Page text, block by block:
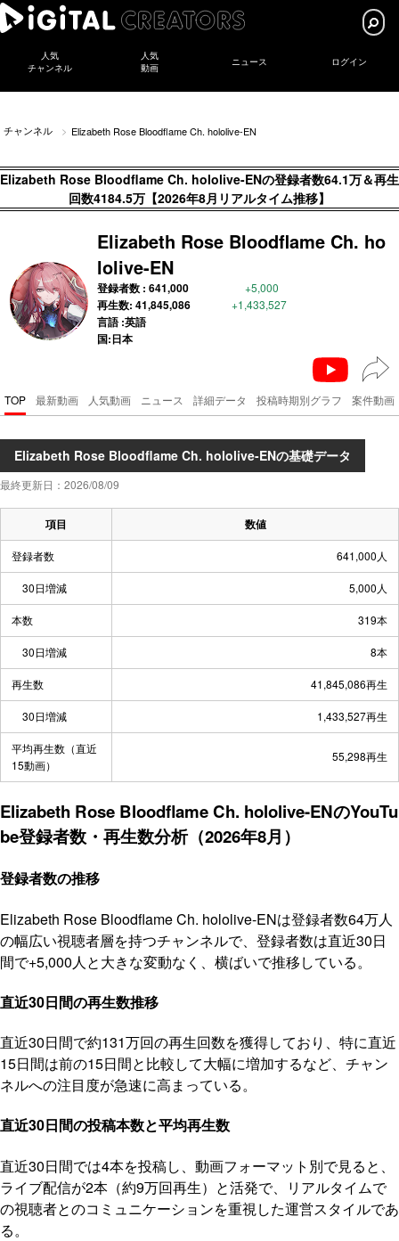
人気
チャンネル
人気
動画
ニュース ログイン
チャンネル Elizabeth Rose Bloodflame Ch. hololive-EN
Elizabeth Rose Bloodflame Ch. hololive-ENの登録者数64.1万＆再生
回数4184.5万【2026年8月リアルタイム推移】
Elizabeth Rose Bloodflame Ch. ho
lolive-EN
登録者数 : 641,000 +5,000
再生数: 41,845,086 +1,433,527
言語 :英語
国:日本
TOP 最新動画 人気動画 ニュース 詳細データ 投稿時期別グラフ 案件動画
Elizabeth Rose Bloodflame Ch. hololive-ENの基礎データ
最終更新日：2026/08/09
項目 数値
登録者数 641,000人
30日増減 5,000人
本数 319本
30日増減 8本
再生数 41,845,086再生
30日増減 1,433,527再生
平均再生数（直近
15動画）
55,298再生
Elizabeth Rose Bloodflame Ch. hololive-ENのYouTu
be登録者数・再生数分析（2026年8月）
登録者数の推移
Elizabeth Rose Bloodflame Ch. hololive-ENは登録者数64万人
の幅広い視聴者層を持つチャンネルで、登録者数は直近30日
間で+5,000人と大きな変動なく、横ばいで推移している。
直近30日間の再生数推移
直近30日間で約131万回の再生回数を獲得しており、特に直近
15日間は前の15日間と比較して大幅に増加するなど、チャン
ネルへの注目度が急速に高まっている。
直近30日間の投稿本数と平均再生数
直近30日間では4本を投稿し、動画フォーマット別で見ると、
ライブ配信が2本（約9万回再生）と活発で、リアルタイムで
の視聴者とのコミュニケーションを重視した運営スタイルであ
る。